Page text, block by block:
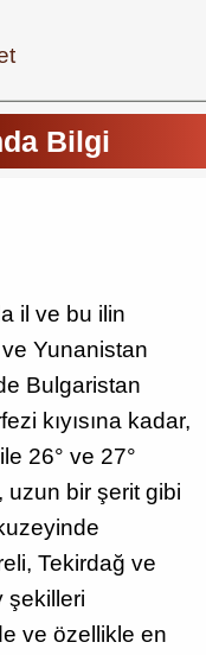
Bilgi
il ve bu ilin
Yunanistan
Bulgaristan
kıyısına kadar,
26° ve 27°
uzun bir şerit gibi
Tekirdağ ve
şekilleri
ve özellikle en